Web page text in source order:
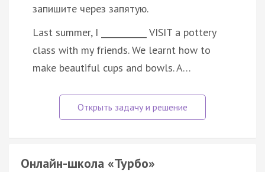
запишите через запятую.
Last summer, I ___________ VISIT a pottery
class with my friends. We learnt how to
make beautiful cups and bowls. A…
Онлайн-школа «Турбо»